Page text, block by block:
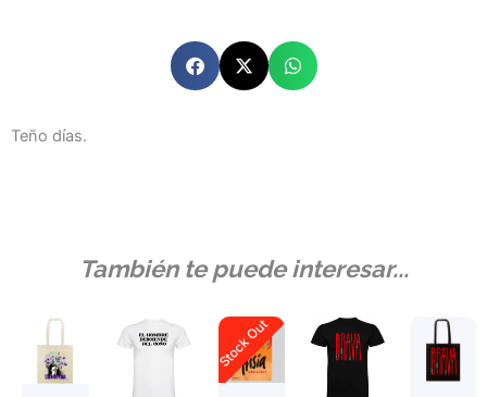
Teño días.
También te puede interesar...
Stock Out